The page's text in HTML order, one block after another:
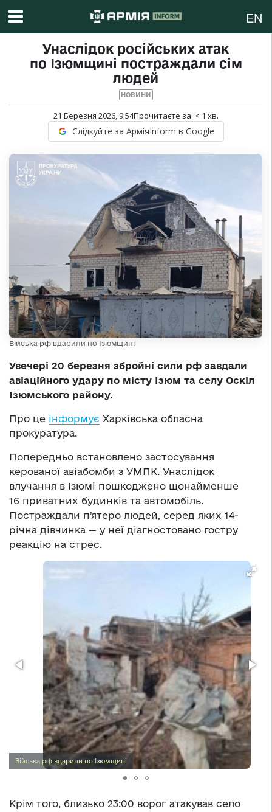
EN
Унаслідок російських атак
по Ізюмщині постраждали сім
людей
НОВИНИ
21 Березня 2026, 9:54Прочитаєте за: < 1 хв.
Слідкуйте за АрміяInform в Google
Війська рф вдарили по Ізюмщині
Увечері 20 березня збройні сили рф завдали
авіаційного удару по місту Ізюм та селу Оскіл
Ізюмського району.
Про це інформує Харківська обласна
прокуратура.
Попередньо встановлено застосування
керованої авіабомби з УМПК. Унаслідок
влучання в Ізюмі пошкоджено щонайменше
16 приватних будинків та автомобіль.
Постраждали пʼятеро людей, серед яких 14-
річна дівчинка — у неї діагностовано гостру
реакцію на стрес.
Війська рф вдарили по Ізюмщині
Крім того, близько 23:00 ворог атакував село